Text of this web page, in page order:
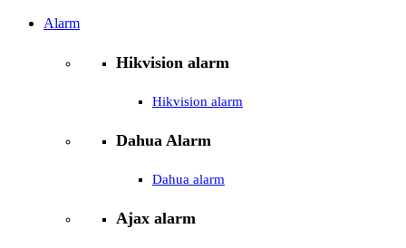
Alarm
Hikvision alarm
Hikvision alarm
Dahua Alarm
Dahua alarm
Ajax alarm